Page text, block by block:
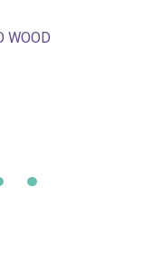
WOOD